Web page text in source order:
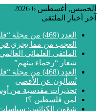
الخميس, أغسطس 6 2026
آخر أخبار الملتقى
العدد (469) من
العجب من مما يجري
الملتقى العلمائي
شعار “رحماء بينهم”
العدد (468) من
تُسألون عن الأقصى
تحذيرات مقدسية من
لمن فلسطين ؟!
شؤون الكنائس: سياسات